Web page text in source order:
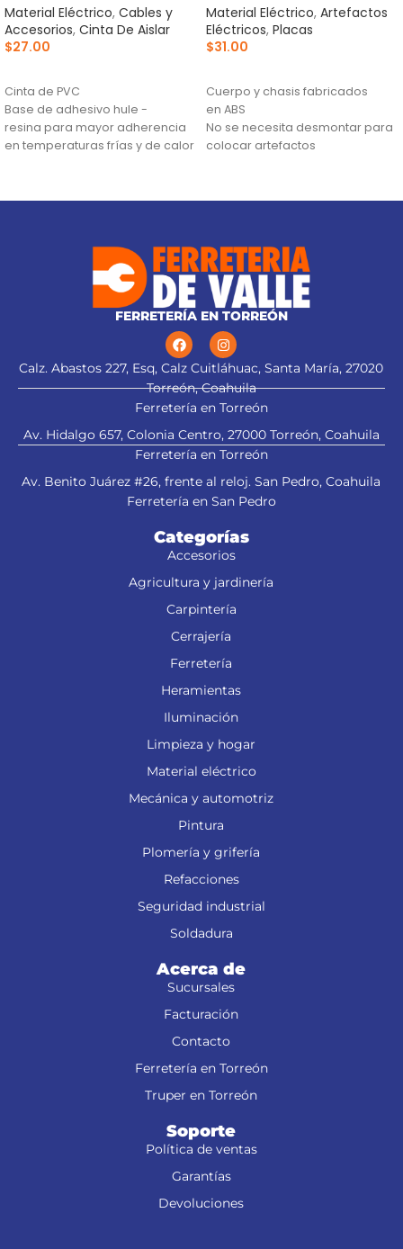
Material Eléctrico, Cables y
Accesorios, Cinta De Aislar
$27.00
Cinta de PVC
Base de adhesivo hule -
resina para mayor adherencia
en temperaturas frías y de calor
excelente flexibilidad
Material Eléctrico, Artefactos
Eléctricos, Placas
$31.00
Cuerpo y chasis fabricados
en ABS
No se necesita desmontar para
colocar artefactos
mecanismo y otorgarles un
FERRETERÍA EN TORREÓN
Calz. Abastos 227, Esq, Calz Cuitláhuac, Santa María, 27020
Torreón, Coahuila
Ferretería en Torreón
Av. Hidalgo 657, Colonia Centro, 27000 Torreón, Coahuila
Ferretería en Torreón
Av. Benito Juárez #26, frente al reloj. San Pedro, Coahuila
Ferretería en San Pedro
Categorías
Accesorios
Agricultura y jardinería
Carpintería
Cerrajería
Ferretería
Heramientas
Iluminación
Limpieza y hogar
Material eléctrico
Mecánica y automotriz
Pintura
Plomería y grifería
Refacciones
Seguridad industrial
Soldadura
Acerca de
Sucursales
Facturación
Contacto
Ferretería en Torreón
Truper en Torreón
Soporte
Política de ventas
Garantías
Devoluciones